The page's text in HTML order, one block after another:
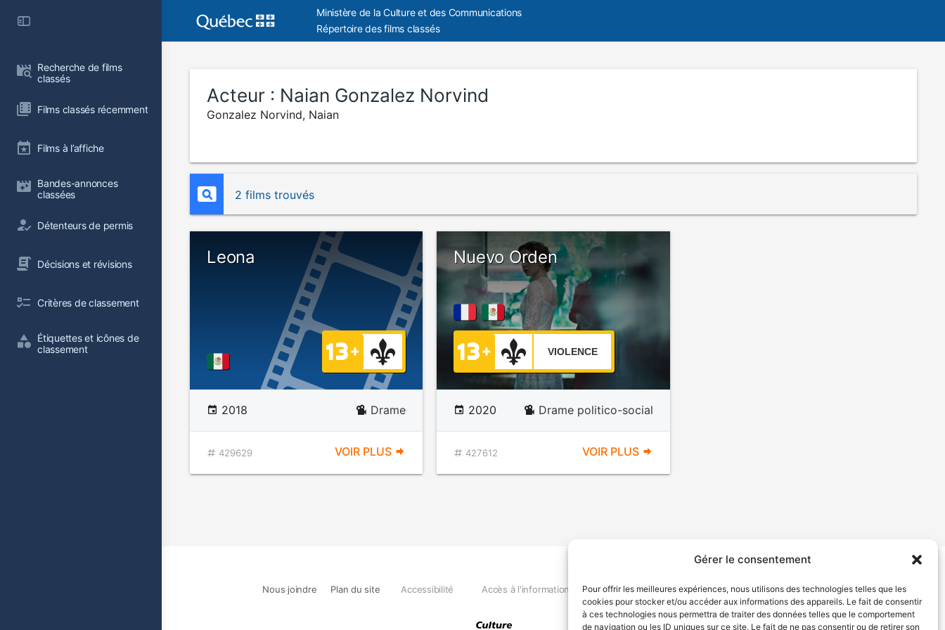
Gérer le consentement
Pour offrir les meilleures expériences, nous utilisons des technologies telles que les
cookies pour stocker et/ou accéder aux informations des appareils. Le fait de consentir
à ces technologies nous permettra de traiter des données telles que le comportement
de navigation ou les ID uniques sur ce site. Le fait de ne pas consentir ou de retirer son
Recherche de films
classés
Films classés récemment
Films à l’affiche
Bandes-annonces
classées
Détenteurs de permis
Décisions et révisions
Critères de classement
Étiquettes et icônes de
classement
Ministère de la Culture et des Communications
Répertoire des films classés
Acteur : Naian Gonzalez Norvind
Gonzalez Norvind, Naian
2 films trouvés
Leona
2018 Drame
429629 VOIR PLUS
Nuevo Orden
VIOLENCE
2020 Drame politico-social
427612 VOIR PLUS
Nous joindre Plan du site Accessibilité Accès à l'information Déclaration de services Politique de confidentialité